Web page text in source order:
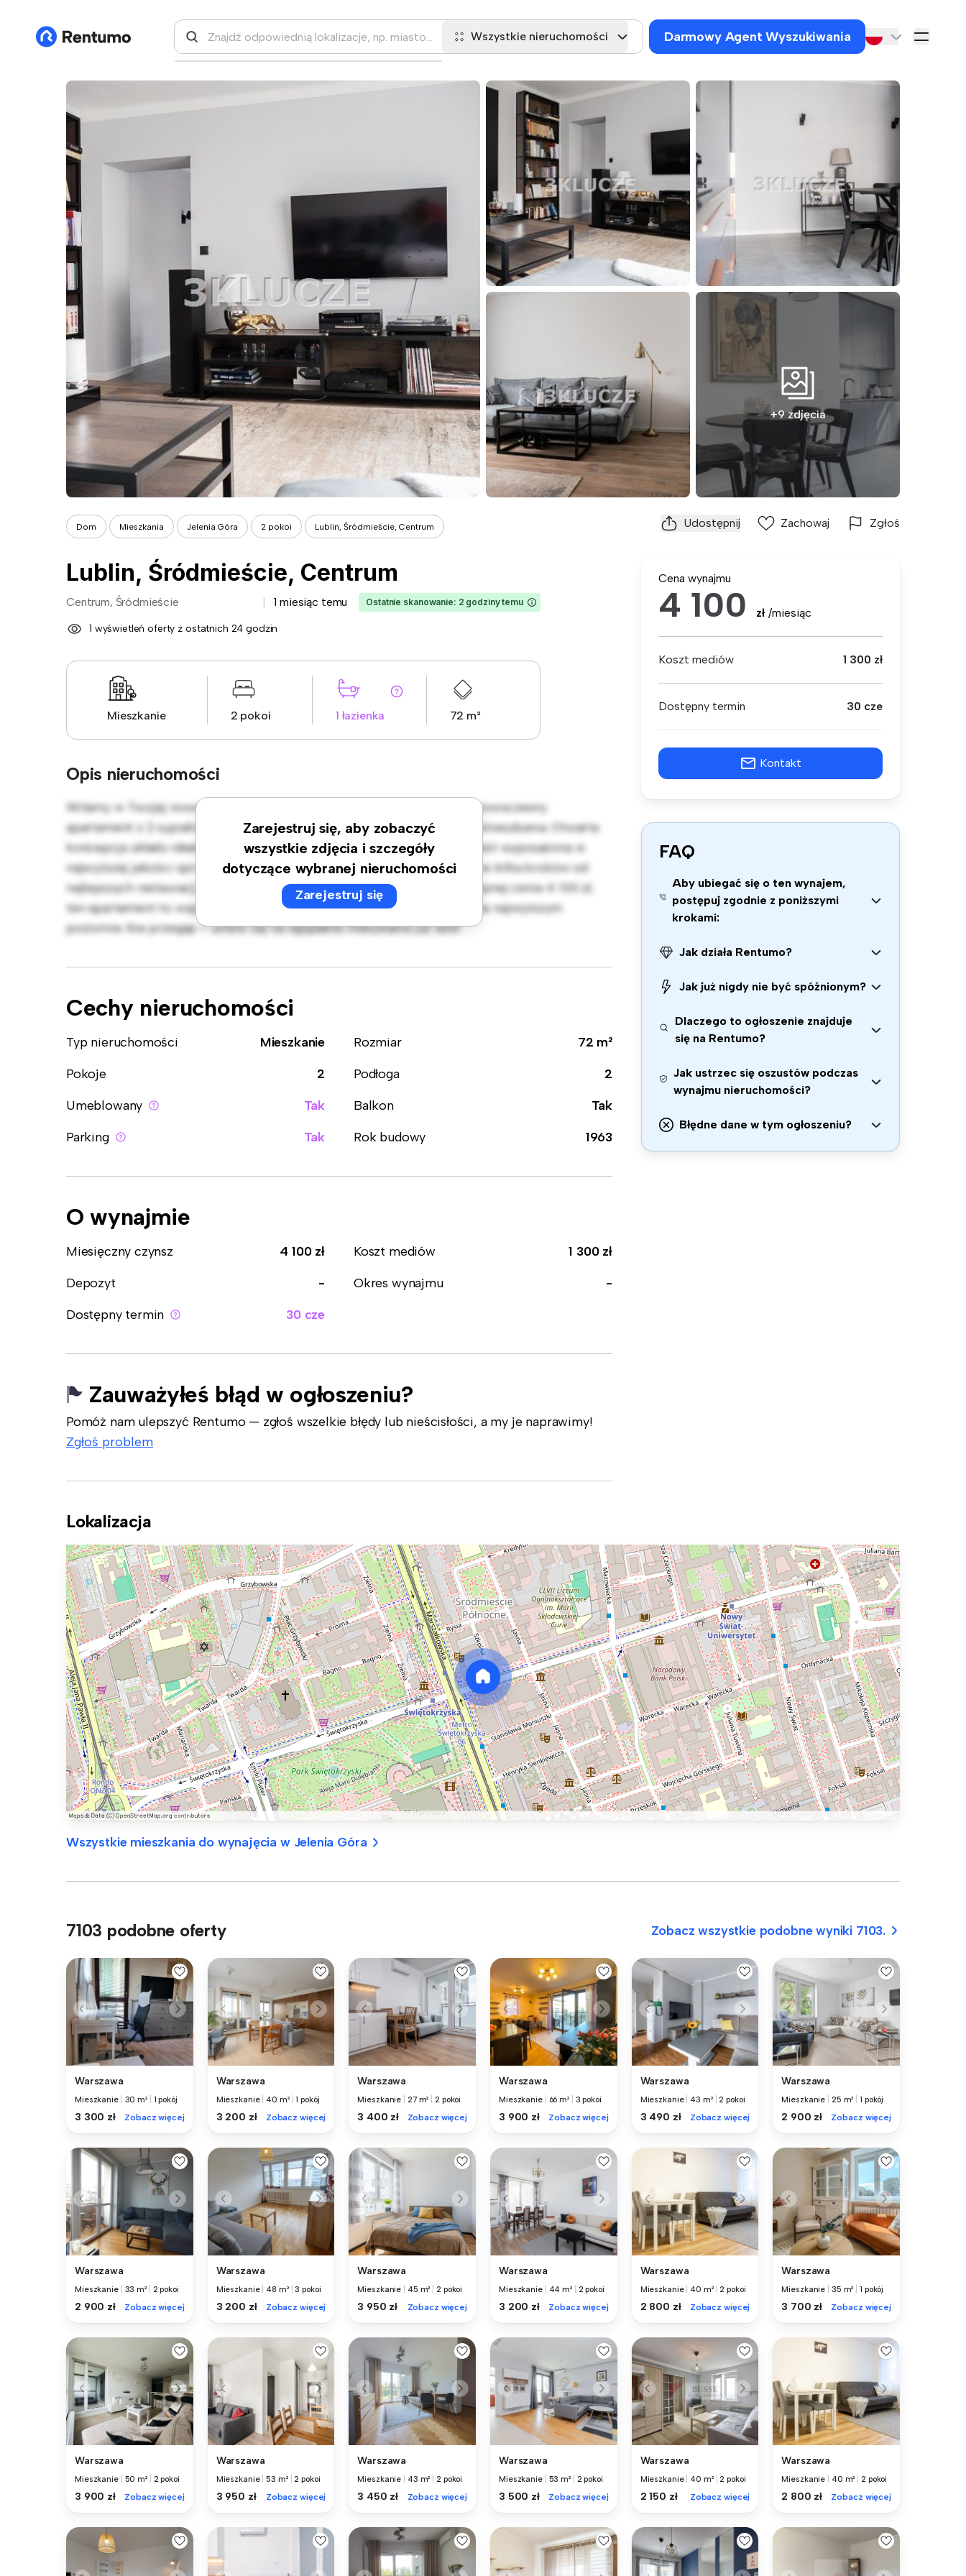
Wszystkie nieruchomości Darmowy Agent Wyszukiwania
+9 zdjęcia
Dom Mieszkania Jelenia Góra 2 pokoi Lublin, Śródmieście, Centrum Udostępnij Zachowaj Zgłoś
Lublin, Śródmieście, Centrum
Centrum, Śródmieście 1 miesiąc temu Ostatnie skanowanie: 2 godziny temu
1 wyświetleń oferty z ostatnich 24 godzin
Mieszkanie 2 pokoi 1 łazienka 72 m²
Opis nieruchomości
Zarejestruj się, aby zobaczyć
wszystkie zdjęcia i szczegóły
dotyczące wybranej nieruchomości
Zarejestruj się
Witamy w Twojej nowej miejskiej oazie w Centrum, Śródmieście! Ten nowoczesny
apartament z 2 sypialniami oferuje stylową i przytulną przestrzeń do zamieszkania. Otwarta
koncepcja układu idealnie nadaje się do rozrywki, a elegancka kuchnia jest wyposażona w
najwyższej jakości sprzęt. Dzięki doskonałej lokalizacji będziesz zaledwie kilka kroków od
najlepszych restauracji, sklepów i miejsc rozrywki w mieście. W przystępnej cenie 4 100 zł,
ten apartament to wspaniała okazja, aby cieszyć się życiem w mieście na najwyższym
poziomie. Nie przegap – umów się na oglądanie mieszkania już dziś!
Cechy nieruchomości
Typ nieruchomości Mieszkanie Rozmiar
72 m²
Pokoje
2 Podłoga
2
Umeblowany
Tak Balkon
Tak
Parking
Tak Rok budowy 1963
O wynajmie
Miesięczny czynsz 4 100 zł Koszt mediów
1 300 zł
Depozyt
- Okres wynajmu
-
Dostępny termin
30 cze
Zauważyłeś błąd w ogłoszeniu?
Pomóż nam ulepszyć Rentumo — zgłoś wszelkie błędy lub nieścisłości, a my je naprawimy!
Zgłoś problem
Cena wynajmu
4 100 zł /miesiąc
Koszt mediów 1 300 zł
Dostępny termin 30 cze
Kontakt
FAQ
Aby ubiegać się o ten wynajem,
postępuj zgodnie z poniższymi
krokami:
Jak działa Rentumo?
Jak już nigdy nie być spóźnionym?
Dlaczego to ogłoszenie znajduje
się na Rentumo?
Jak ustrzec się oszustów podczas
wynajmu nieruchomości?
Błędne dane w tym ogłoszeniu?
Lokalizacja
Wszystkie mieszkania do wynajęcia w Jelenia Góra
7103 podobne oferty Zobacz wszystkie podobne wyniki 7103.
Warszawa
Mieszkanie 30 m² 1 pokój
3 300 zł Zobacz więcej
Warszawa
Mieszkanie 40 m² |1 pokój
3 200 zł Zobacz więcej
Warszawa
Mieszkanie 27 m² |2 pokoi
3 400 zł Zobacz więcej
Warszawa
Mieszkanie 66 m² 3 pokoi
3 900 zł Zobacz więcej
Warszawa
Mieszkanie 43 m² |2 pokoi
3 490 zł Zobacz więcej
Warszawa
Mieszkanie 25 m² 1 pokój
2 900 zł Zobacz więcej
Warszawa
Mieszkanie 33 m² 2 pokoi
2 900 zł Zobacz więcej
Warszawa
Mieszkanie 48 m² |3 pokoi
3 200 zł Zobacz więcej
Warszawa
Mieszkanie 45 m² |2 pokoi
3 950 zł Zobacz więcej
Warszawa
Mieszkanie 44 m² 2 pokoi
3 200 zł Zobacz więcej
Warszawa
Mieszkanie 40 m² |2 pokoi
2 800 zł Zobacz więcej
Warszawa
Mieszkanie 35 m² 1 pokój
3 700 zł Zobacz więcej
Warszawa
Mieszkanie 50 m² 2 pokoi
3 900 zł Zobacz więcej
Warszawa
Mieszkanie |53 m² |2 pokoi
3 950 zł Zobacz więcej
Warszawa
Mieszkanie 43 m² |2 pokoi
3 450 zł Zobacz więcej
Warszawa
Mieszkanie 53 m² 2 pokoi
3 500 zł Zobacz więcej
Warszawa
Mieszkanie 40 m² |2 pokoi
2 150 zł Zobacz więcej
Warszawa
Mieszkanie 40 m² 2 pokoi
2 800 zł Zobacz więcej